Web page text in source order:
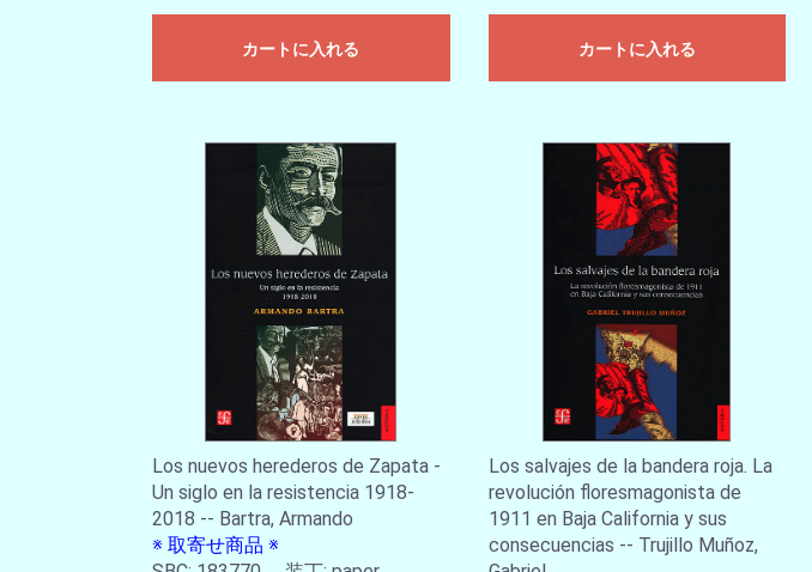
カートに入れる カートに入れる
Los nuevos herederos de Zapata -
Un siglo en la resistencia 1918-
2018 -- Bartra, Armando
※ 取寄せ商品 ※
Los salvajes de la bandera roja. La
revolución floresmagonista de
1911 en Baja California y sus
consecuencias -- Trujillo Muñoz,